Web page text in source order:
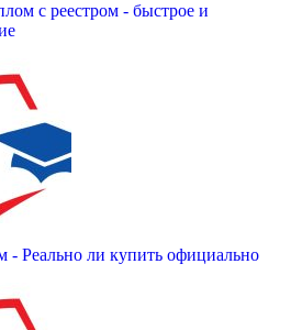
с реестром - быстрое и
- Реально ли купить официально